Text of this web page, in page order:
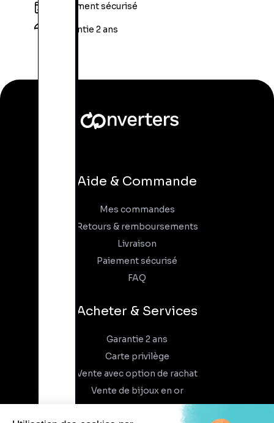
Paiement sécurisé
Garantie 2 ans
Aide & Commande
Mes commandes
Retours & remboursements
Livraison
Paiement sécurisé
FAQ
Acheter & Services
Garantie 2 ans
Carte privilège
Vente avec option de rachat
Vente de bijoux en or